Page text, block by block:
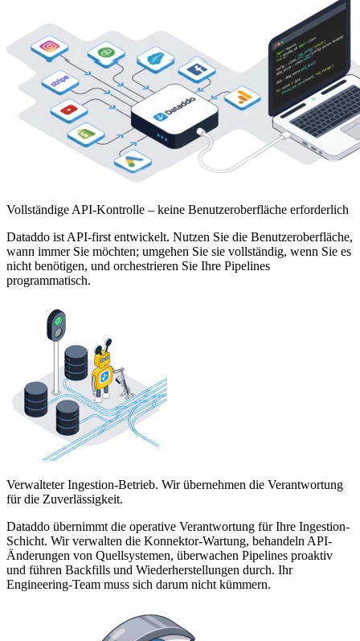
Vollständige API-Kontrolle – keine Benutzeroberfläche erforderlich
Dataddo ist API-first entwickelt. Nutzen Sie die Benutzeroberfläche,
wann immer Sie möchten; umgehen Sie sie vollständig, wenn Sie es
nicht benötigen, und orchestrieren Sie Ihre Pipelines
programmatisch.
Verwalteter Ingestion-Betrieb. Wir übernehmen die Verantwortung
für die Zuverlässigkeit.
Dataddo übernimmt die operative Verantwortung für Ihre Ingestion-
Schicht. Wir verwalten die Konnektor-Wartung, behandeln API-
Änderungen von Quellsystemen, überwachen Pipelines proaktiv
und führen Backfills und Wiederherstellungen durch. Ihr
Engineering-Team muss sich darum nicht kümmern.